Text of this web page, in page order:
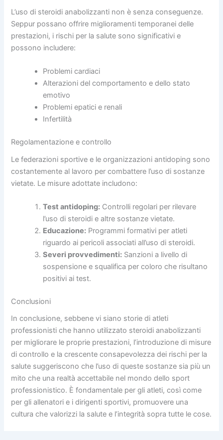
L’uso di steroidi anabolizzanti non è senza conseguenze.
Seppur possano offrire miglioramenti temporanei delle
prestazioni, i rischi per la salute sono significativi e
possono includere:
Problemi cardiaci
Alterazioni del comportamento e dello stato
emotivo
Problemi epatici e renali
Infertilità
Regolamentazione e controllo
Le federazioni sportive e le organizzazioni antidoping sono
costantemente al lavoro per combattere l’uso di sostanze
vietate. Le misure adottate includono:
Test antidoping: Controlli regolari per rilevare
l’uso di steroidi e altre sostanze vietate.
Educazione: Programmi formativi per atleti
riguardo ai pericoli associati all’uso di steroidi.
Severi provvedimenti: Sanzioni a livello di
sospensione e squalifica per coloro che risultano
positivi ai test.
Conclusioni
In conclusione, sebbene vi siano storie di atleti
professionisti che hanno utilizzato steroidi anabolizzanti
per migliorare le proprie prestazioni, l’introduzione di misure
di controllo e la crescente consapevolezza dei rischi per la
salute suggeriscono che l’uso di queste sostanze sia più un
mito che una realtà accettabile nel mondo dello sport
professionistico. È fondamentale per gli atleti, così come
per gli allenatori e i dirigenti sportivi, promuovere una
cultura che valorizzi la salute e l’integrità sopra tutte le cose.